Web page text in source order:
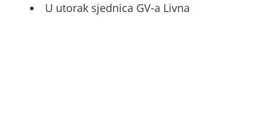
U utorak sjednica GV-a Livna